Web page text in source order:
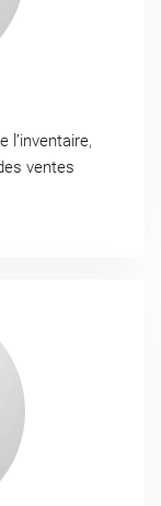
l’inventaire,
ventes